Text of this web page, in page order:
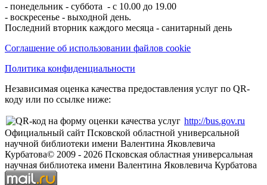
- понедельник - суббота - с 10.00 до 19.00
- воскресенье - выходной день.
Последний вторник каждого месяца - санитарный день
Соглашение об использовании файлов cookie
Политика конфиденциальности
Независимая оценка качества предоставления услуг по QR-
коду или по ссылке ниже:
http://bus.gov.ru
Официальный сайт Псковской областной универсальной
научной библиотеки имени Валентина Яковлевича
Курбатова© 2009 - 2026 Псковская областная универсальная
научная библиотека имени Валентина Яковлевича Курбатова